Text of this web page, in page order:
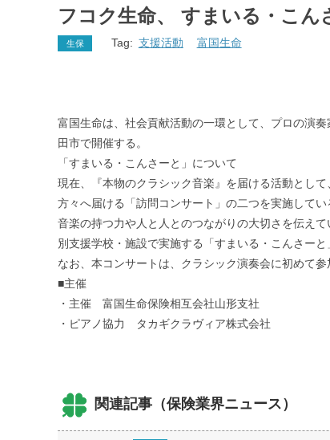
フコク生命、 すまいる・こん
生保 Tag: 支援活動 富国生命
富国生命は、社会貢献活動の一環として、プロの演
田市で開催する。
「すまいる・こんさーと」について
現在、『本物のクラシック音楽』を届ける活動とし
方々へ届ける「訪問コンサート」の二つを実施してい
音楽の持つ力や人と人とのつながりの大切さを伝え
別支援学校・施設で実施する「すまいる・こんさーと
なお、本コンサートは、クラシック演奏会に初めて
■主催
・主催 富国生命保険相互会社山形支社
・ピアノ協力 タカギクラヴィア株式会社
関連記事（保険業界ニュース）